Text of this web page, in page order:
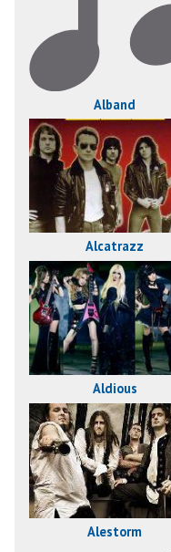
Alband
Alcatrazz
Aldious
Alestorm